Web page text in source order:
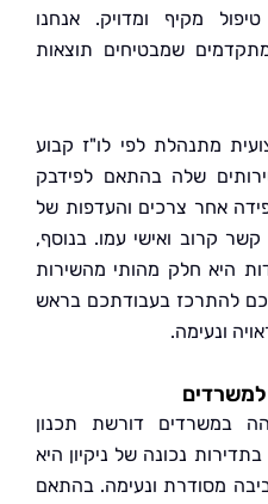
ומדויק. אנחנו
שמבטיחים תוצאות
לפי לו"ז קבוע
בהתאם לפידבק
צרכים והעדפות של
ואישי עמו. בנוסף,
מהותי מהשירות
בעבודתכם בראש
דורשת תכנון
של ניקיון היא
ונעימה. בהתאם